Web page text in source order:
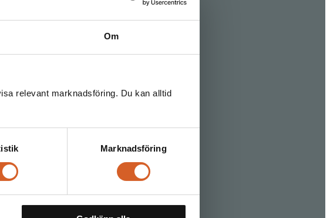
Om
relevant marknadsföring. Du kan alltid
Marknadsföring